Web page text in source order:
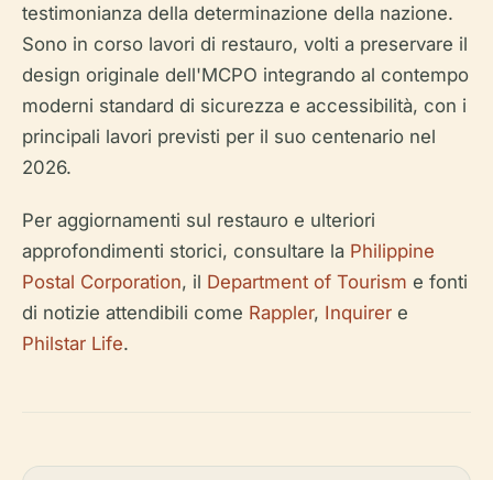
testimonianza della determinazione della nazione.
Sono in corso lavori di restauro, volti a preservare il
design originale dell'MCPO integrando al contempo
moderni standard di sicurezza e accessibilità, con i
principali lavori previsti per il suo centenario nel
2026.
Per aggiornamenti sul restauro e ulteriori
approfondimenti storici, consultare la Philippine
Postal Corporation, il Department of Tourism e fonti
di notizie attendibili come Rappler, Inquirer e
Philstar Life.